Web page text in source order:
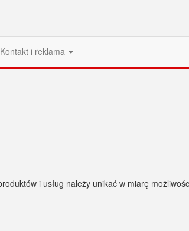
Kontakt i reklama